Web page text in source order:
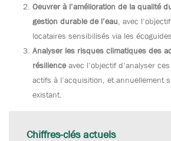
Oeuvrer à l’amélioration de la qualité
gestion durable de l’eau , avec
locataires sensibilisés via les
Analyser les risques climatiques des
résilienceavec l’objectif d’analyser
actifs à l’acquisition, et annuellement
existant.
Chiffres-clés actuels